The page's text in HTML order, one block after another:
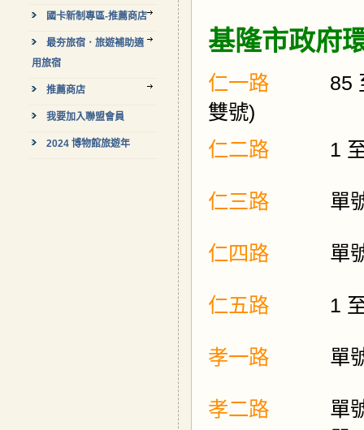
國卡新制專區-推薦商店
最夯旅宿．旅遊補助適
用旅宿
推薦商店
我要加入聯盟會員
2024 博物館旅遊年
基隆市政府
仁一路 85
雙號)
仁二路
1
仁三路 單
仁四路 單
仁五路 1
孝一路 單
孝二路 單